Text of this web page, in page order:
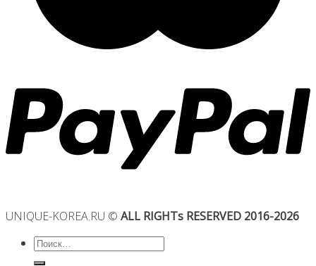
UNIQUE-KOREA.RU © ALL RIGHTs RESERVED 2016-2026
Искать: